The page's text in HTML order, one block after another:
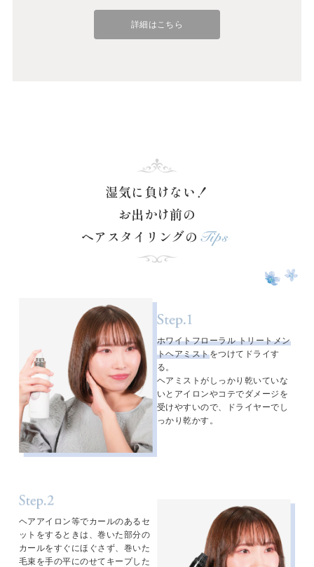
詳細はこちら
湿気に負けない！
お出かけ前の
ヘアスタイリングの
ホワイトフローラル トリートメン
トヘアミストをつけてドライす
る。
ヘアミストがしっかり乾いていな
いとアイロンやコテでダメージを
受けやすいので、ドライヤーでし
っかり乾かす。
ヘアアイロン等でカールのあるセ
ットをするときは、巻いた部分の
カールをすぐにほぐさず、巻いた
毛束を手の平にのせてキープした